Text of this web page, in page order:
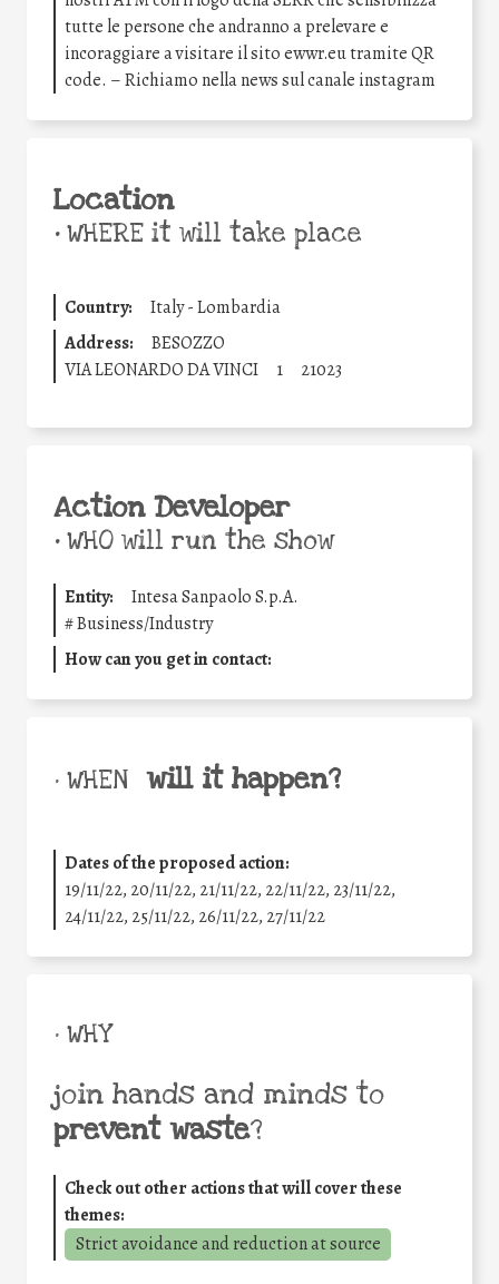
tutte le persone che andranno a prelevare e
incoraggiare a visitare il sito ewwr.eu tramite QR
code. – Richiamo nella news sul canale instagram
Location
•WHERE it will take place
Country:
Italy - Lombardia
Address:
BESOZZO
VIA LEONARDO DA VINCI
1 21023
Action Developer
•WHO will run the show
Entity:
Intesa Sanpaolo S.p.A.
#Business/Industry
How can you get in contact:
• WHEN will it happen?
Dates of the proposed action:
19/11/22, 20/11/22, 21/11/22, 22/11/22, 23/11/22,
24/11/22, 25/11/22, 26/11/22, 27/11/22
• WHY
join hands and minds to
prevent waste?
Check out other actions that will cover these
themes:
Strict avoidance and reduction at source